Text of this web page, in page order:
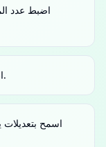
اضبط عدد
اعرض الشاشة أثناء التوليد ليثق الطلاب بالنتيجة.
اسمح بتعديلات